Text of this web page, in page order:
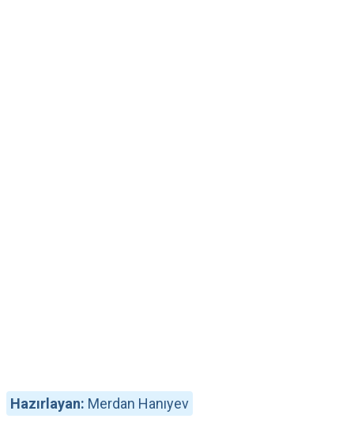
Hazırlayan: Merdan Hanıyev